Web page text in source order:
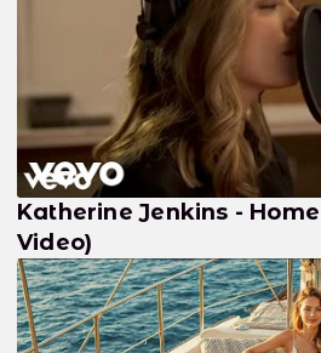
Katherine Jenkins -
Video)